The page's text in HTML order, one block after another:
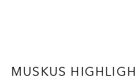
MUSKUS